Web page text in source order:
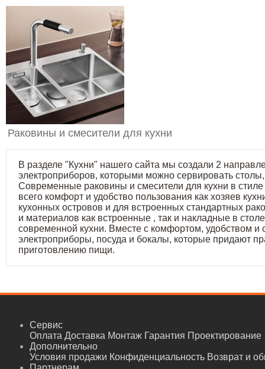
Раковины и смесители для кухни
В разделе "Кухни" нашего сайта мы создали 2
электроприборов, которыми можно сервировать
Современные раковины и смесители для кухни в
всего комфорт и удобство пользования как хозяев
кухонных островов и для встроенных стандартных
и материалов как встроенные , так и накладные в
современной кухни. Вместе с комфортом, удобством
электроприборы, посуда и бокалы, которые придают
приготовлению пищи.
Сервис
Оплата Доставка Монтаж Гарантия Проектирование
Дополнительно
Условия продажи Конфиденциальность Возврат и